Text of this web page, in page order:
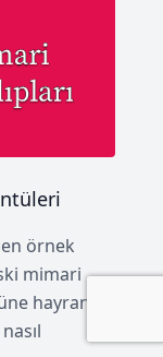
örnek
mimari
hayranlık